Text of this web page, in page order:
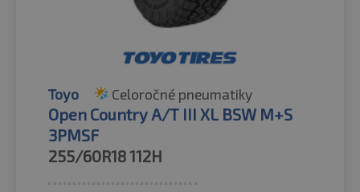
Toyo Celoročné pneumatiky
Open Country A/T III XL BSW M+S
3PMSF
255/60R18112H